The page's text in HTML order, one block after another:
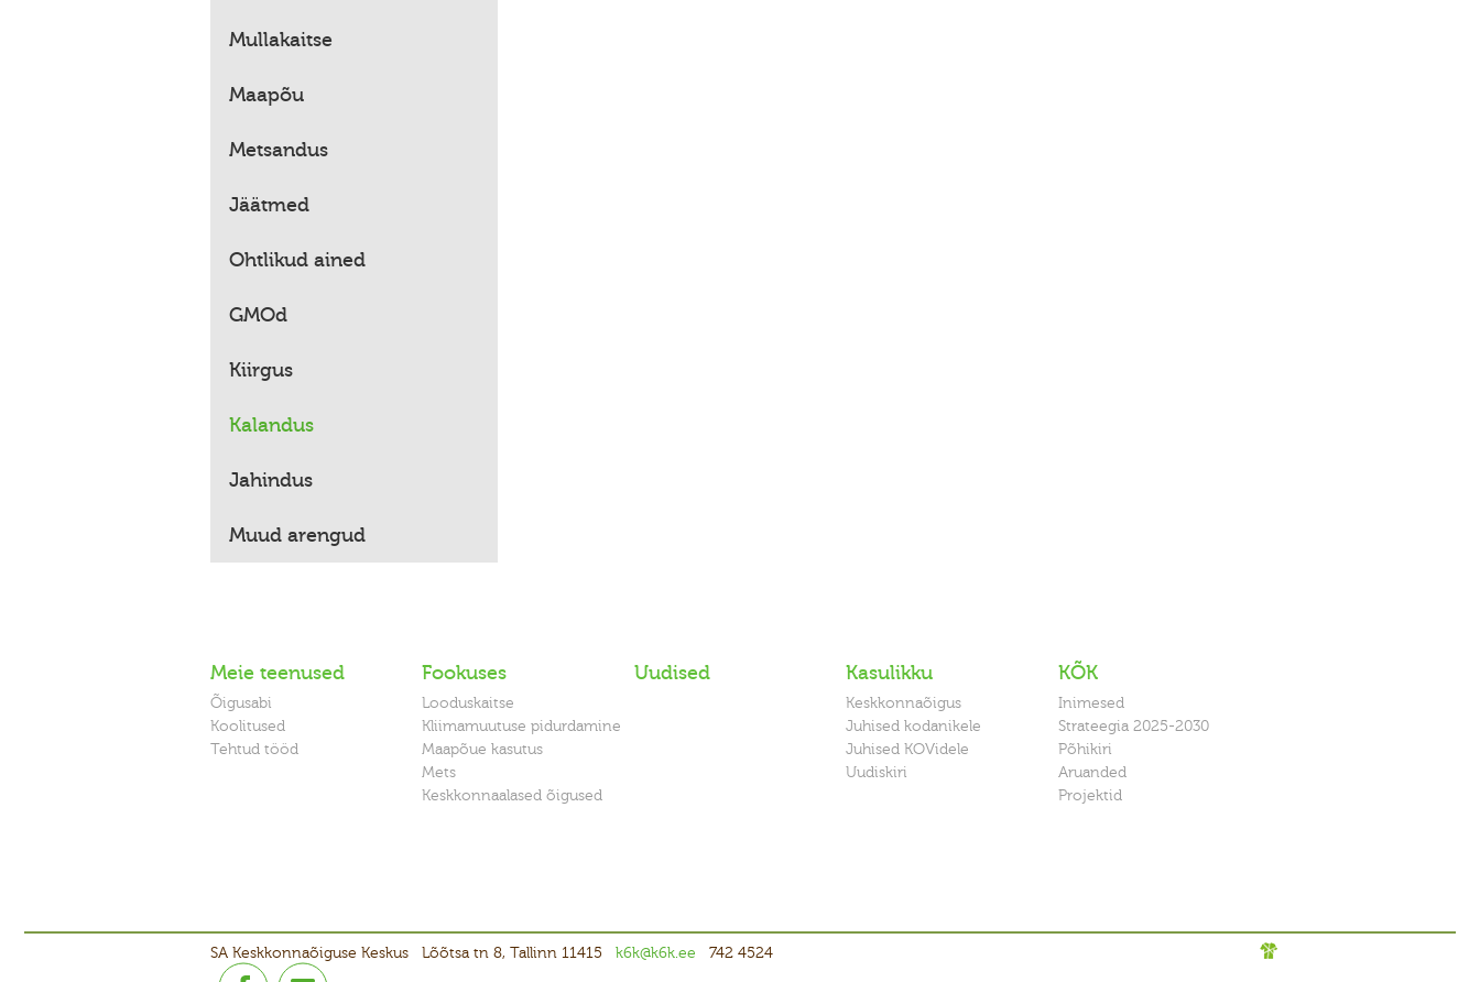
Mullakaitse
Maapõu
Metsandus
Jäätmed
Ohtlikud ained
GMOd
Kiirgus
Kalandus
Jahindus
Muud arengud
Meie teenused
Õigusabi
Koolitused
Tehtud tööd
Fookuses
Looduskaitse
Kliimamuutuse pidurdamine
Maapõue kasutus
Mets
Keskkonnaalased õigused
Uudised Kasulikku
Keskkonnaõigus
Juhised kodanikele
Juhised KOVidele
Uudiskiri
KÕK
Inimesed
Strateegia 2025-2030
Põhikiri
Aruanded
Projektid
SA Keskkonnaõiguse Keskus Lõõtsa tn 8, Tallinn 11415 k6k@k6k.ee 742 4524